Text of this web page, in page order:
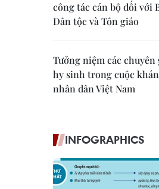
công tác cán bộ đối với
Dân tộc và Tôn giáo
Tưởng niệm các chuyên
hy sinh trong cuộc
nhân dân Việt Nam
INFOGRAPHICS